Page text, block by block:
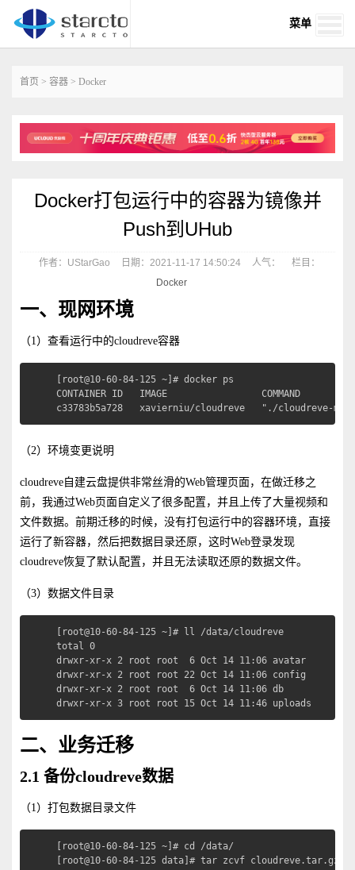
菜单
首页 > 容器 > Docker
Docker打包运行中的容器为镜像并
Push到UHub
作者：UStarGao 日期：2021-11-17 14:50:24 人气：
栏目：
Docker
一、现网环境
（1）查看运行中的cloudreve容器
[root@10-60-84-125 ~]# docker ps
CONTAINER ID   IMAGE                 COMMAND
c33783b5a728   xavierniu/cloudreve   "./cloudreve-
（2）环境变更说明
cloudreve自建云盘提供非常丝滑的Web管理页面，在做迁移之
前，我通过Web页面自定义了很多配置，并且上传了大量视频和
文件数据。前期迁移的时候，没有打包运行中的容器环境，直接
运行了新容器，然后把数据目录还原，这时Web登录发现
cloudreve恢复了默认配置，并且无法读取还原的数据文件。
（3）数据文件目录
[root@10-60-84-125 ~]# ll /data/cloudreve
total 0
drwxr-xr-x 2 root root  6 Oct 14 11:06 avatar
drwxr-xr-x 2 root root 22 Oct 14 11:06 config
drwxr-xr-x 2 root root  6 Oct 14 11:06 db
drwxr-xr-x 3 root root 15 Oct 14 11:46 uploads
二、业务迁移
2.1 备份cloudreve数据
（1）打包数据目录文件
[root@10-60-84-125 ~]# cd /data/
[root@10-60-84-125 data]# tar zcvf cloudreve.tar.gz